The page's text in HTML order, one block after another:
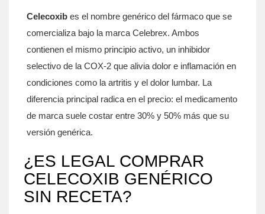
Celecoxib es el nombre genérico del fármaco que se
comercializa bajo la marca Celebrex. Ambos
contienen el mismo principio activo, un inhibidor
selectivo de la COX‑2 que alivia dolor e inflamación en
condiciones como la artritis y el dolor lumbar. La
diferencia principal radica en el precio: el medicamento
de marca suele costar entre 30% y 50% más que su
versión genérica.
¿ES LEGAL COMPRAR
CELECOXIB GENÉRICO
SIN RECETA?